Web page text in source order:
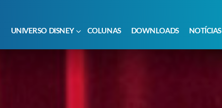
UNIVERSO DISNEY COLUNAS DOWNLOADS NOTÍCIAS